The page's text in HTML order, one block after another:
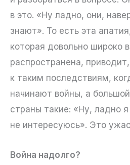
в это. «Ну ладно, они,
знают». То есть эта
которая довольно широко
распространена,
к таким последствиям,
начинают войны, а
страны такие: «Ну, ладно
не интересуюсь». Это
Война надолго?